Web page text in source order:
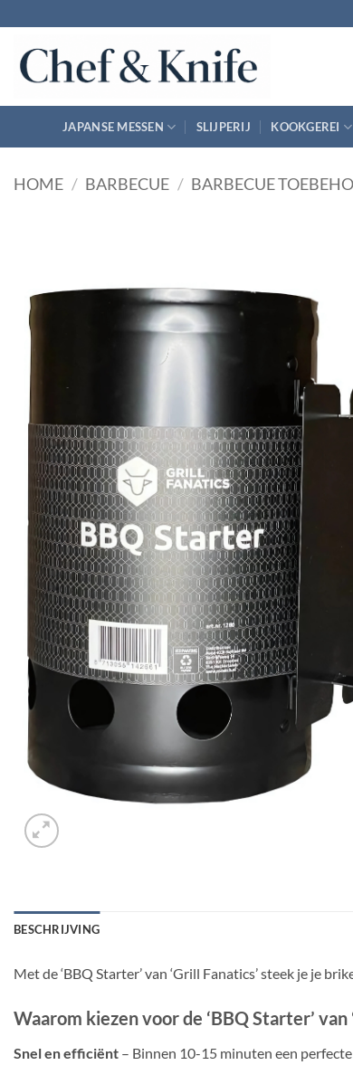
naar
inhoud
JAPANSE MESSEN SLIJPERIJ KOOKGEREI
HOME / BARBECUE / BARBECUE
BESCHRIJVING
Met de ‘BBQ Starter’ van ‘Grill Fanatics’ steek je je
Waarom kiezen voor de ‘BBQ Starter’ van
Snel en efficiënt – Binnen 10-15 minuten een